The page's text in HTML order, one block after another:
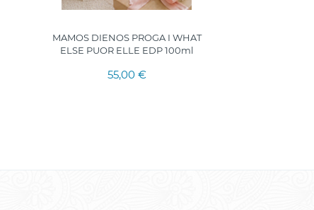
MAMOS DIENOS PROGA I WHAT
ELSE PUOR ELLE EDP 100ml
55,00 €